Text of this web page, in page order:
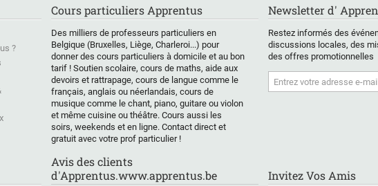
vous propose
en
les notions
à la
ce
le socle de
compréhension des
notions clés
(arithmétique,
géométrie, algèbre,
fonctions...) à travers
des explications
claires, des exercices
progressifs et une
méthode adaptée au
rythme de chaque
élève.
L’objectif est de
redonner confiance, de
développer la logique
chaque pièce à travers
des histoires et des
mini-jeux, tandis que
les plus âgés se
plongent dans les
ouvertures, les motifs
tactiques, les
techniques de fin de
partie et une réflexion
positionnelle plus
approfondie. Chaque
séance allie
exercices sur échiquier,
énigmes interactives et
?
Cours particuliers Apprentus
Des milliers de professeurs particuliers en
Belgique (Bruxelles, Liège, Charleroi...) pour
donner des cours particuliers à domicile et au bon
tarif ! Soutien scolaire, cours de maths, aide aux
devoirs et rattrapage, cours de langue comme le
français, anglais ou néerlandais, cours de
musique comme le chant, piano, guitare ou violon
et même cuisine ou théâtre. Cours aussi les
soirs, weekends et en ligne. Contact direct et
gratuit avec votre prof particulier !
Newsletter d'
Restez informés des
discussions locales, des
des offres promotionnelles
Avis des clients
d'Apprentus.www.apprentus.be
Invitez Vos Amis